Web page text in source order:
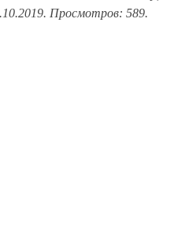
Просмотров: 589.